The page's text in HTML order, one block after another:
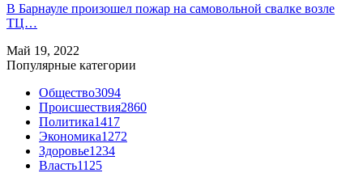
В Барнауле произошел пожар на самовольной свалке возле
ТЦ…
Май 19, 2022
Популярные категории
Общество3094
Происшествия2860
Политика1417
Экономика1272
Здоровье1234
Власть1125